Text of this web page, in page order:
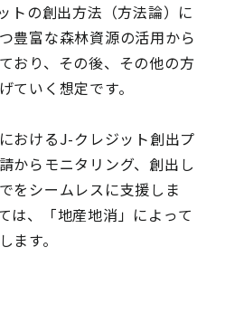
トの創出方法（方法論）に
豊富な森林資源の活用から
おり、その後、その他の方
ていく想定です。
おけるJ-クレジット創出プ
からモニタリング、創出し
をシームレスに支援しま
は、「地産地消」によって
ます。